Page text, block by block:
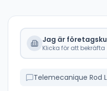
Jag är
Klicka för att bekräfta
Telemecanique Rod